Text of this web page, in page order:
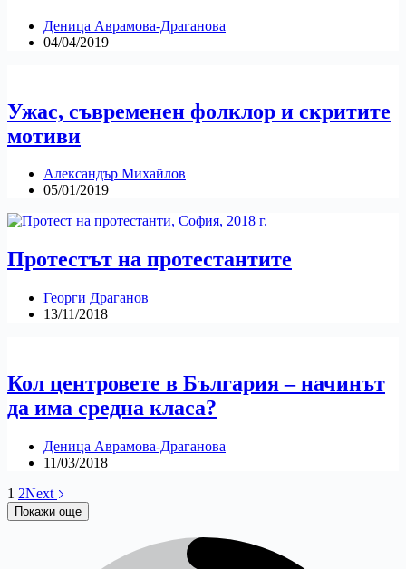
Деница Аврамова-Драганова
04/04/2019
Ужас, съвременен фолклор и скритите
мотиви
Александър Михайлов
05/01/2019
Протестът на протестантите
Георги Драганов
13/11/2018
Кол центровете в България – начинът
да има средна класа?
Деница Аврамова-Драганова
11/03/2018
1 2Next
Покажи още